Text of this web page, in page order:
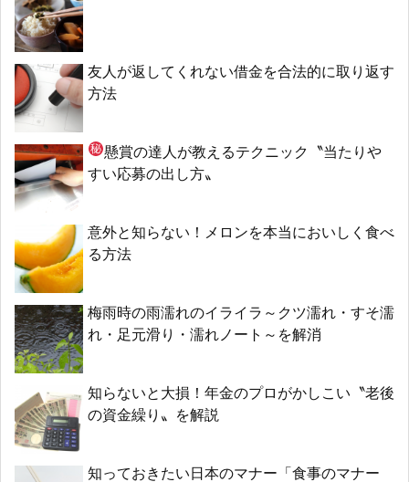
友人が返してくれない借金を合法的に取り返す
方法
懸賞の達人が教えるテクニック〝当たりや
すい応募の出し方〟
意外と知らない！メロンを本当においしく食べ
る方法
梅雨時の雨濡れのイライラ～クツ濡れ・すそ濡
れ・足元滑り・濡れノート～を解消
知らないと大損！年金のプロがかしこい〝老後
の資金繰り〟を解説
知っておきたい日本のマナー「食事のマナー